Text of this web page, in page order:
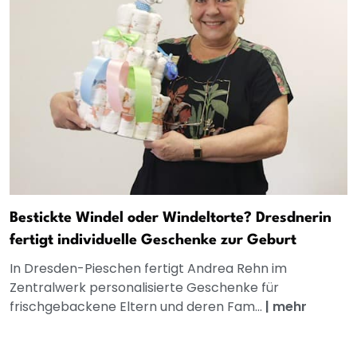
Bestickte Windel oder Windeltorte? Dresdnerin
fertigt individuelle Geschenke zur Geburt
In Dresden-Pieschen fertigt Andrea Rehn im
Zentralwerk personalisierte Geschenke für
frischgebackene Eltern und deren Fam... | mehr